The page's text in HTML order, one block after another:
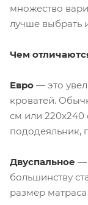
множество
лучше выбрать
Чем
Евро — это
кроватей.
см или 220x240
пододеяльник,
Двуспальное —
большинству
размер